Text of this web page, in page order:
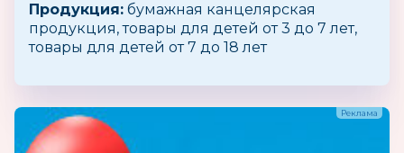
Продукция: бумажная канцелярская
продукция, товары для детей от 3 до 7 лет,
товары для детей от 7 до 18 лет